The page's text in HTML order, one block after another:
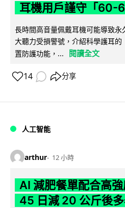
耳機用戶謹守「60-
長時間高音量佩戴耳機可能導致
大聽力受損警號，介紹科學護耳
置防護功能，...
閱讀全文
14 分享
人工智能
arthur 12 小時
AI 減肥餐單配合高
45 日減 20 公斤後